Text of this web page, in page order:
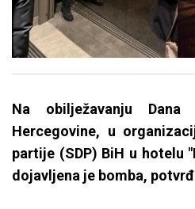
Na obilježavanju
Hercegovine, u
partije (SDP) BiH u hotelu
dojavljena je bomba,